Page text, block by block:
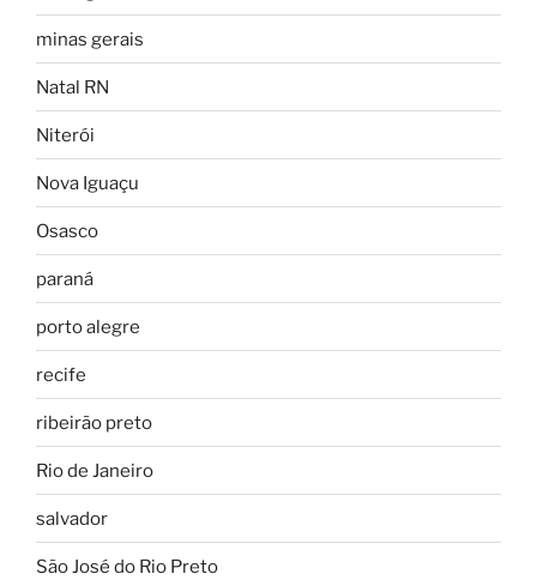
minas gerais
Natal RN
Niterói
Nova Iguaçu
Osasco
paraná
porto alegre
recife
ribeirão preto
Rio de Janeiro
salvador
São José do Rio Preto